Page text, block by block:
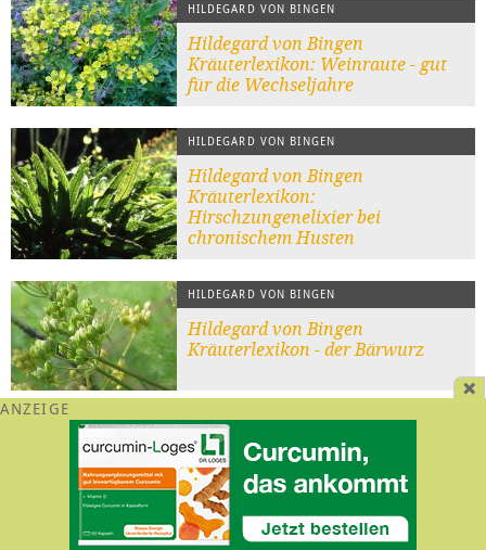
HILDEGARD VON BINGEN
Hildegard von Bingen
Kräuterlexikon: Weinraute - gut
für die Wechseljahre
HILDEGARD VON BINGEN
Hildegard von Bingen
Kräuterlexikon:
Hirschzungenelixier bei
chronischem Husten
HILDEGARD VON BINGEN
Hildegard von Bingen
Kräuterlexikon - der Bärwurz
Wo kann ich Hildegard von Bingen-
Produkte kaufen?
Neben den Texten und Rezepten gibt es auch diverse